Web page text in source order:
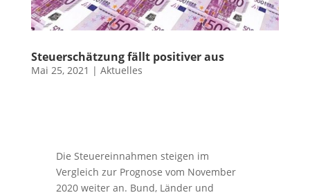
Steuerschätzung fällt positiver aus
Mai 25, 2021 | Aktuelles
Die Steuereinnahmen steigen im
Vergleich zur Prognose vom November
2020 weiter an. Bund, Länder und